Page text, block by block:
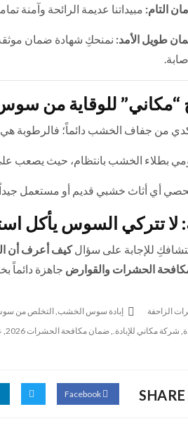
التام: مبيداتنا عديمة الرائحة وآمنة
طويل الأمد: نمنحكِ شهادة ضمان
“مكاني” للوقاية من
من جفاف الخشب دائماً؛ فالرطوبة هي
بطلاء الخشب بانتظام، حيث يصعب
أي أثاث خشبي قديم أو مستعمل جيداً
لا تتركي السوس يأكل
للإجابة على سؤالكيف أعرف أن
الحشرات والقوارض جاهزة دائماً
الزاحفة إبادة سوس الخشب,التخلص من
, شركة مكاني للإبادة.,ضمان مكافحة الحشرات 2026 ,